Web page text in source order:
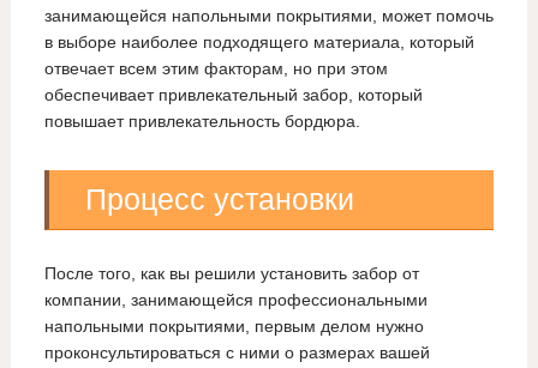
занимающейся напольными покрытиями, может помочь
в выборе наиболее подходящего материала, который
отвечает всем этим факторам, но при этом
обеспечивает привлекательный забор, который
повышает привлекательность бордюра.
Процесс установки
После того, как вы решили установить забор от
компании, занимающейся профессиональными
напольными покрытиями, первым делом нужно
проконсультироваться с ними о размерах вашей